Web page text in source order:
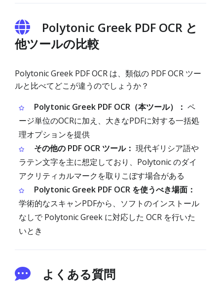
Polytonic Greek PDF OCR と
他ツールの比較
Polytonic Greek PDF OCR は、類似の PDF OCR ツー
ルと比べてどこが違うのでしょうか？
Polytonic Greek PDF OCR（本ツール）： ペ
ージ単位のOCRに加え、大きなPDFに対する一括処
理オプションを提供
その他の PDF OCR ツール： 現代ギリシア語や
ラテン文字を主に想定しており、Polytonic のダイ
アクリティカルマークを取りこぼす場合がある
Polytonic Greek PDF OCR を使うべき場面：
学術的なスキャンPDFから、ソフトのインストール
なしで Polytonic Greek に対応した OCR を行いた
いとき
よくある質問